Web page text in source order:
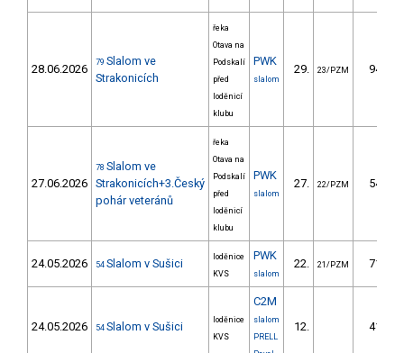
28.06.2026 79 Slalom ve
Strakonicích
řeka
Otava na
Podskalí
před
loděnicí
klubu
PWK
slalom
29. 23/PZM 94.34
27.06.2026
78 Slalom ve
Strakonicích+3.Český
pohár veteránů
řeka
Otava na
Podskalí
před
loděnicí
klubu
PWK
slalom
27. 22/PZM 54.99
24.05.2026 54 Slalom v Sušici
loděnice
KVS
PWK
slalom
22. 21/PZM 71.53
24.05.2026 54 Slalom v Sušici
loděnice
KVS
C2M
slalom
PRELL
12. 41.16